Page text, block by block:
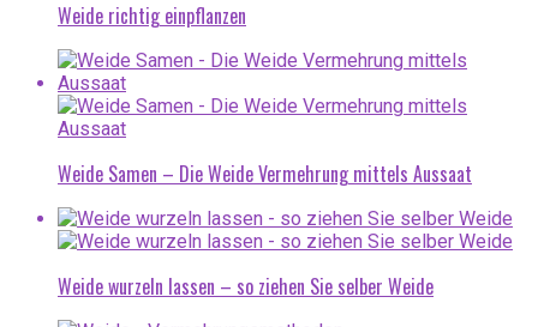
Weide richtig einpflanzen
Weide Samen – Die Weide Vermehrung mittels Aussaat
Weide wurzeln lassen – so ziehen Sie selber Weide